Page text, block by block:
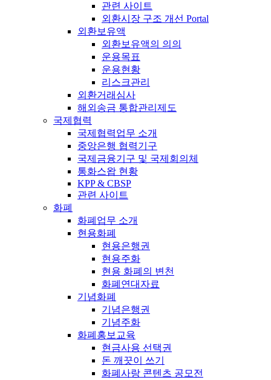
관련 사이트
외환시장 구조 개선 Portal
외환보유액
외환보유액의 의의
운용목표
운용현황
리스크관리
외환거래심사
해외송금 통합관리제도
국제협력
국제협력업무 소개
중앙은행 협력기구
국제금융기구 및 국제회의체
통화스왑 현황
KPP & CBSP
관련 사이트
화폐
화폐업무 소개
현용화폐
현용은행권
현용주화
현용 화폐의 변천
화폐연대자료
기념화폐
기념은행권
기념주화
화폐홍보교육
현금사용 선택권
돈 깨끗이 쓰기
화폐사랑 콘텐츠 공모전